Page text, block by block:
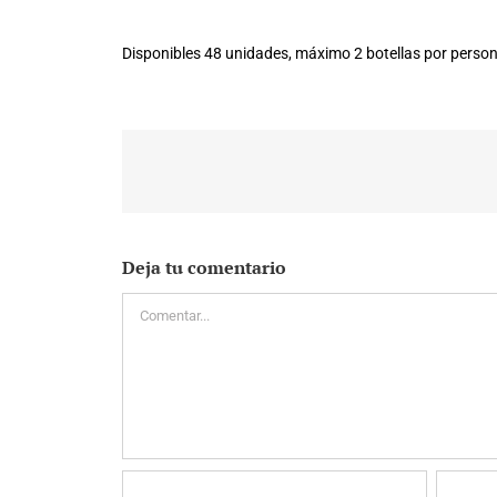
Disponibles 48 unidades, máximo 2 botellas por
Deja tu comentario